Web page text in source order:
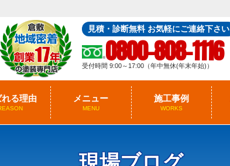
見積・診断無料 お気軽にご連絡下さい
0800-808-1116
受付時間 9:00～17:00（年中無休(年末年始)）
る理由 メニュー
MENU
施工事例
WORKS